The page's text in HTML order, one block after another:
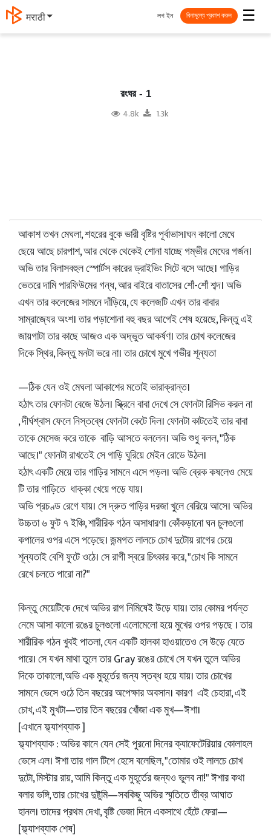
मराठी ☰
লগ ইন বিনামূল্যে প্রকাশ করুন
রংঘর - 1
4.8k 1.3k
আকাশ তখন মেঘলা, শহরের বুকে ভারী বৃষ্টির পূর্বাভাস।ঘন কালো মেঘে
ছেয়ে আছে চারপাশ, আর থেকে থেকেই শোনা যাচ্ছে গম্ভীর মেঘের গর্জন।
অভি তার বিলাসবহুল স্পোর্টস কারের ড্রাইভিং সিটে বসে আছে। গাড়ির
ভেতরে দামি পারফিউমের গন্ধ, আর বাইরে বাতাসের শোঁ-শোঁ শব্দ। অভি
এখন তার কলেজের সামনে দাঁড়িয়ে, যে কলেজটি এখন তার বাবার
সাম্রাজ্যের অংশ। তার পড়াশোনা বহু বছর আগেই শেষ হয়েছে, কিন্তু এই
জায়গাটা তার কাছে আজও এক অদ্ভুত আকর্ষণ। তার চোখ কলেজের
দিকে স্থির, কিন্তু মনটা ভরে না। তার চোখে মুখে গভীর শূন্যতা
—ঠিক যেন ওই মেঘলা আকাশের মতোই ভারাক্রান্ত।
হঠাৎ তার ফোনটা বেজে উঠল। স্ক্রিনে বাবা দেখে সে ফোনটা রিসিভ করল না
, দীর্ঘশ্বাস ফেলে নিস্তব্ধে ফোনটা কেটে দিল। ফোনটা কাটতেই তার বাবা
তাকে মেসেজ করে তাকে বাড়ি আসতে বললেন। অভি শুধু বলল, "ঠিক
আছে।" ফোনটা রাখতেই সে গাড়ি ঘুরিয়ে মেইন রোডে উঠল।
হঠাৎ একটি মেয়ে তার গাড়ির সামনে এসে পড়ল। অভি ব্রেক কষলেও মেয়ে
টি তার গাড়িতে ধাক্কা খেয়ে পড়ে যায়।
অভি প্রচণ্ড রেগে যায়। সে দ্রুত গাড়ির দরজা খুলে বেরিয়ে আসে। অভির
উচ্চতা ৬ ফুট ৭ ইঞ্চি, শারীরিক গঠন অসাধারণ। কোঁকড়ানো ঘন চুলগুলো
কপালের ওপর এসে পড়েছে। জন্মগত লালচে চোখ দুটোয় রাগের চেয়ে
শূন্যতাই বেশি ফুটে ওঠে। সে রাগী স্বরে চিৎকার করে, "চোখ কি সামনে
রেখে চলতে পারো না?"
কিন্তু মেয়েটিকে দেখে অভির রাগ নিমিষেই উড়ে যায়। তার কোমর পর্যন্ত
নেমে আসা কালো রঙের চুলগুলো এলোমেলো হয়ে মুখের ওপর পড়ছে । তার
শারীরিক গঠন খুবই পাতলা, যেন একটি হালকা হাওয়াতেও সে উড়ে যেতে
পারে। সে যখন মাথা তুলে তার Gray রঙের চোখে সে যখন তুলে অভির
দিকে তাকালো,অভি এক মুহূর্তের জন্য স্তব্ধ হয়ে যায়। তার চোখের
সামনে ভেসে ওঠে তিন বছরের অপেক্ষার অবসান। কারণ এই চেহারা, এই
চোখ, এই মুখটা—তার তিন বছরের খোঁজা এক মুখ—ঈশা।
[এখানে ফ্ল্যাশব্যাক ]
ফ্ল্যাশব্যাক : অভির কানে যেন সেই পুরনো দিনের ক্যাফেটেরিয়ার কোলাহল
ভেসে এল। ঈশা তার গাল টিপে হেসে বলেছিল, "তোমার ওই লালচে চোখ
দুটো, মিস্টার রায়, আমি কিন্তু এক মুহূর্তের জন্যও ভুলব না!" ঈশার কথা
বলার ভঙ্গি, তার চোখের দুষ্টুমি—সবকিছু অভির স্মৃতিতে তীব্র আঘাত
হানল। তাদের প্রথম দেখা, বৃষ্টি ভেজা দিনে একসাথে হেঁটে ফেরা—
[ফ্ল্যাশব্যাক শেষ]